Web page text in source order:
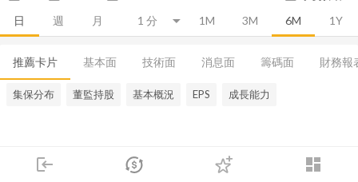
login dashboard
市場 登入
日 週 月 1M 3M 6M 1Y
推薦卡片 基本面 技術面 消息面 籌碼面 財務報
集保分布 董監持股 基本概況 EPS 成長能力